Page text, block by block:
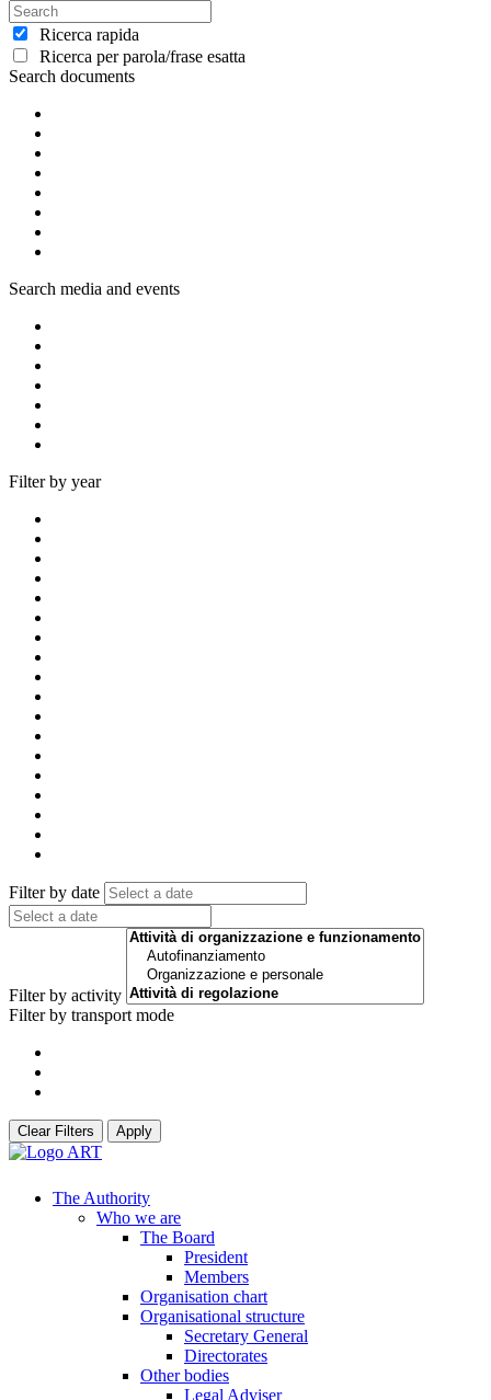
Ricerca rapida
Ricerca per parola/frase esatta
Search documents
Search media and events
Filter by year
Filter by date
Filter by activity
Filter by transport mode
Clear Filters Apply
The Authority
Who we are
The Board
President
Members
Organisation chart
Organisational structure
Secretary General
Directorates
Other bodies
Legal Adviser